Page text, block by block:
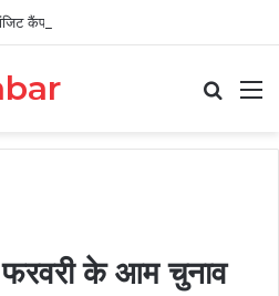
कैंप का किया औचक निरीक्षण
के आम चुनाव